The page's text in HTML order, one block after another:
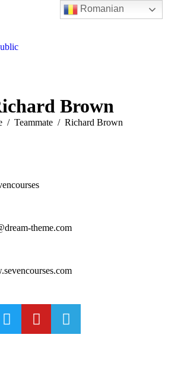
Brown
here:
Teammate Richard Brown
theme.com
Romanian